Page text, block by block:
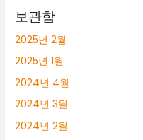
보관함
2025년 2월
2025년 1월
2024년 4월
2024년 3월
2024년 2월